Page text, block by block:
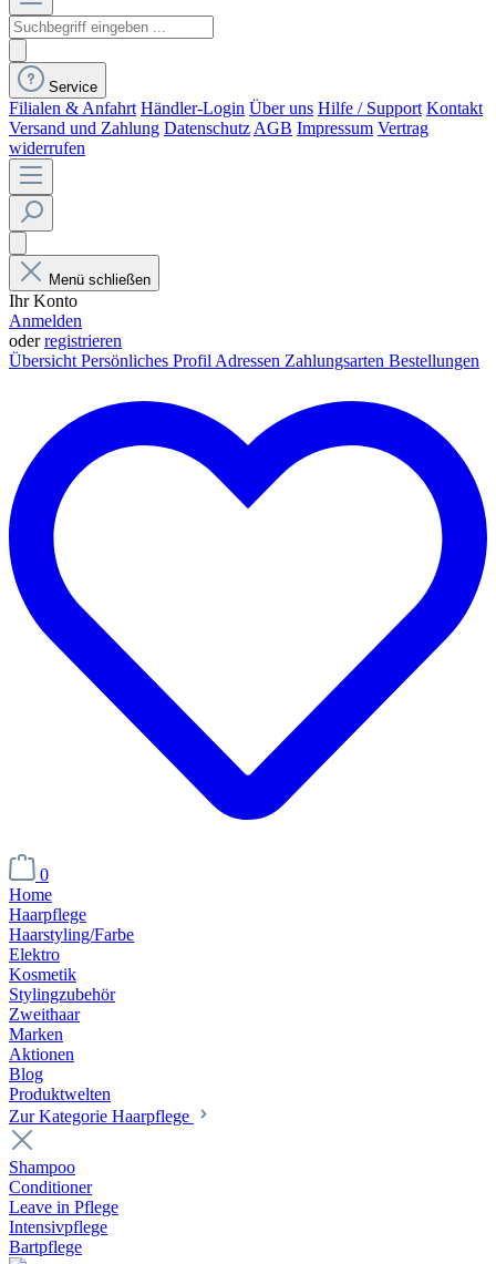
Service
Filialen & Anfahrt Händler-Login Über uns Hilfe / Support Kontakt
Versand und Zahlung Datenschutz AGB Impressum Vertrag
widerrufen
Menü schließen
Ihr Konto
Anmelden
oderregistrieren
Übersicht Persönliches Profil Adressen Zahlungsarten Bestellungen
0
Home
Haarpflege
Haarstyling/Farbe
Elektro
Kosmetik
Stylingzubehör
Zweithaar
Marken
Aktionen
Blog
Produktwelten
Zur Kategorie Haarpflege
Shampoo
Conditioner
Leave in Pflege
Intensivpflege
Bartpflege